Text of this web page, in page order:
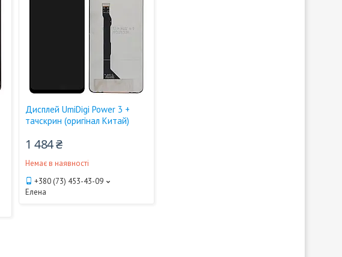
Дисплей UmiDigi Power 3 +
тачскрин (оригінал Китай)
1 484 ₴
Немає в наявності
+380 (73) 453-43-09
Елена